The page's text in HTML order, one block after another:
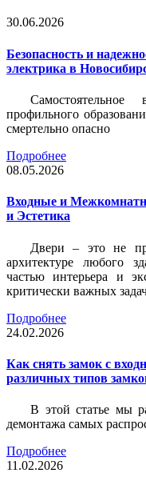
30.06.2026
Безопасность и
электрика в
профильного
смертельно опасно
Подробнее
08.05.2026
Входные и
и Эстетика
Двери – это не
архитектуре любого
частью интерьера и
критически важных
Подробнее
24.02.2026
Как снять замок с
различных типов
В этой статье мы
демонтажа самых
Подробнее
11.02.2026